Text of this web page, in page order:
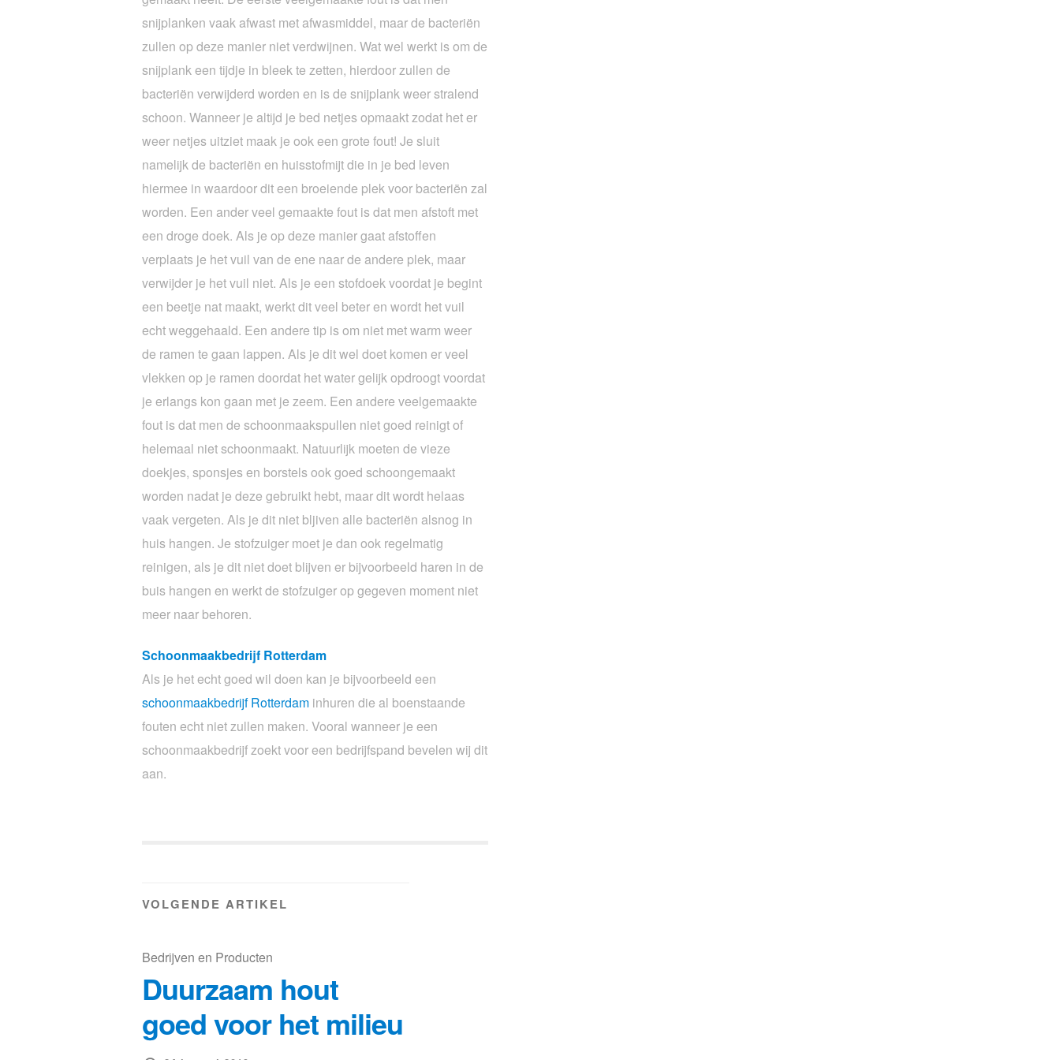
snijplanken vaak afwast met afwasmiddel, maar de bacteriën
zullen op deze manier niet verdwijnen. Wat wel werkt is om de
snijplank een tijdje in bleek te zetten, hierdoor zullen de
bacteriën verwijderd worden en is de snijplank weer stralend
schoon. Wanneer je altijd je bed netjes opmaakt zodat het er
weer netjes uitziet maak je ook een grote fout! Je sluit
namelijk de bacteriën en huisstofmijt die in je bed leven
hiermee in waardoor dit een broeiende plek voor bacteriën zal
worden. Een ander veel gemaakte fout is dat men afstoft met
een droge doek. Als je op deze manier gaat afstoffen
verplaats je het vuil van de ene naar de andere plek, maar
verwijder je het vuil niet. Als je een stofdoek voordat je begint
een beetje nat maakt, werkt dit veel beter en wordt het vuil
echt weggehaald. Een andere tip is om niet met warm weer
de ramen te gaan lappen. Als je dit wel doet komen er veel
vlekken op je ramen doordat het water gelijk opdroogt voordat
je erlangs kon gaan met je zeem. Een andere veelgemaakte
fout is dat men de schoonmaakspullen niet goed reinigt of
helemaal niet schoonmaakt. Natuurlijk moeten de vieze
doekjes, sponsjes en borstels ook goed schoongemaakt
worden nadat je deze gebruikt hebt, maar dit wordt helaas
vaak vergeten. Als je dit niet bljiven alle bacteriën alsnog in
huis hangen. Je stofzuiger moet je dan ook regelmatig
reinigen, als je dit niet doet blijven er bijvoorbeeld haren in de
buis hangen en werkt de stofzuiger op gegeven moment niet
meer naar behoren.
Schoonmaakbedrijf Rotterdam
Als je het echt goed wil doen kan je bijvoorbeeld een
schoonmaakbedrijf Rotterdam inhuren die al boenstaande
fouten echt niet zullen maken. Vooral wanneer je een
schoonmaakbedrijf zoekt voor een bedrijfspand bevelen wij dit
aan.
VOLGENDE ARTIKEL
Bedrijven en Producten
Duurzaam hout
goed voor het milieu